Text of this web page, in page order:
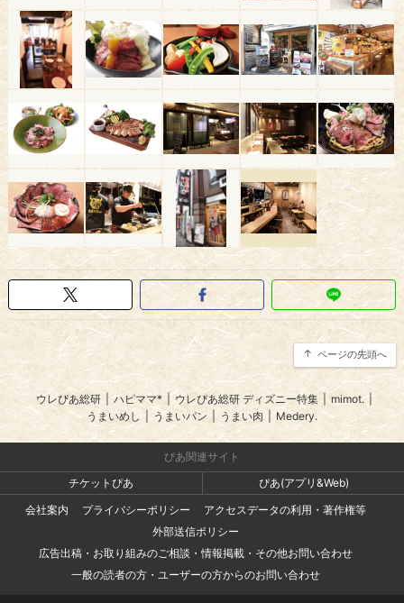
ページの先頭へ
ウレぴあ総研 | ハピママ* | ウレぴあ総研 ディズニー特集 mimot. |
うまいめし | うまいパン うまい肉 | Medery.
ぴあ関連サイト
チケットぴあ
ぴあ(アプリ&Web)
会社案内
プライバシーポリシー
アクセスデータの利用・著作権等
外部送信ポリシー
広告出稿・お取り組みのご相談・情報掲載・その他お問い合わせ
一般の読者の方・ユーザーの方からのお問い合わせ